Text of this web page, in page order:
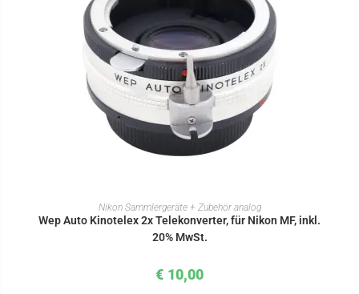
IN DEN WARENKORB
Nikon Sammlergeräte + Zubehör analog
Wep Auto Kinotelex 2x Telekonverter, für Nikon MF, inkl.
20% MwSt.
€ 10,00